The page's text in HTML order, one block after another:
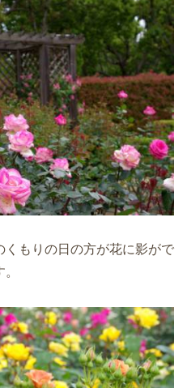
くもりの日の方が花に影がで